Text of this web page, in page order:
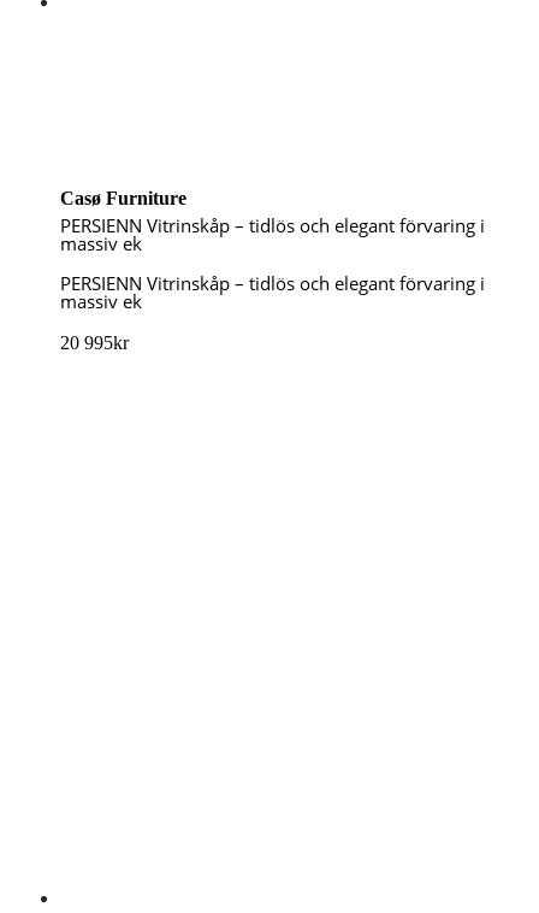
Casø Furniture
PERSIENN Vitrinskåp – tidlös och elegant förvaring i
massiv ek
PERSIENN Vitrinskåp – tidlös och elegant förvaring i
massiv ek
20 995kr